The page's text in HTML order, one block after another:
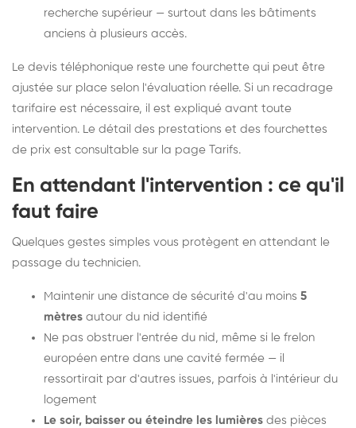
recherche supérieur — surtout dans les bâtiments
anciens à plusieurs accès.
Le devis téléphonique reste une fourchette qui peut être
ajustée sur place selon l'évaluation réelle. Si un recadrage
tarifaire est nécessaire, il est expliqué avant toute
intervention. Le détail des prestations et des fourchettes
de prix est consultable sur la page Tarifs.
En attendant l'intervention : ce qu'il
faut faire
Quelques gestes simples vous protègent en attendant le
passage du technicien.
Maintenir une distance de sécurité d'au moins 5
mètres autour du nid identifié
Ne pas obstruer l'entrée du nid, même si le frelon
européen entre dans une cavité fermée — il
ressortirait par d'autres issues, parfois à l'intérieur du
logement
Le soir, baisser ou éteindre les lumières des pièces